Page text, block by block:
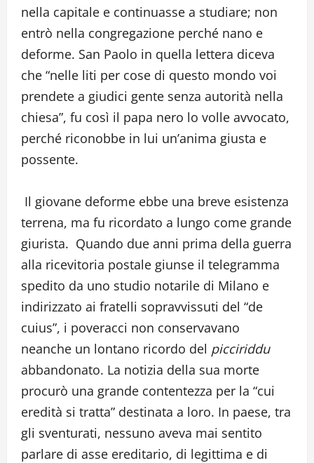
nella capitale e continuasse a studiare; non
entrò nella congregazione perché nano e
deforme. San Paolo in quella lettera diceva
che “nelle liti per cose di questo mondo voi
prendete a giudici gente senza autorità nella
chiesa”, fu così il papa nero lo volle avvocato,
perché riconobbe in lui un’anima giusta e
possente.
Il giovane deforme ebbe una breve esistenza
terrena, ma fu ricordato a lungo come grande
giurista. Quando due anni prima della guerra
alla ricevitoria postale giunse il telegramma
spedito da uno studio notarile di Milano e
indirizzato ai fratelli sopravvissuti del “de
cuius”, i poveracci non conservavano
neanche un lontano ricordo del picciriddu
abbandonato. La notizia della sua morte
procurò una grande contentezza per la “cui
eredità si tratta” destinata a loro. In paese, tra
gli sventurati, nessuno aveva mai sentito
parlare di asse ereditario, di legittima e di